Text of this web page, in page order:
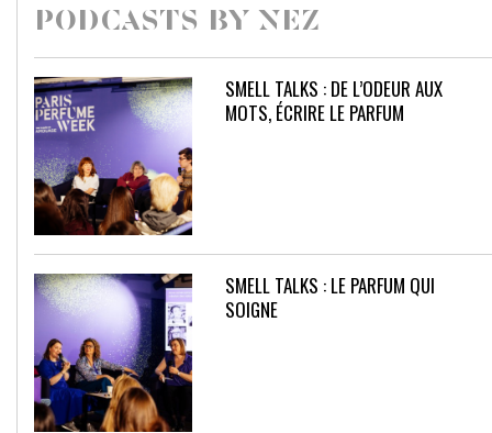
PODCASTS BY NEZ
SMELL TALKS : DE L’ODEUR AUX
MOTS, ÉCRIRE LE PARFUM
SMELL TALKS : LE PARFUM QUI
SOIGNE